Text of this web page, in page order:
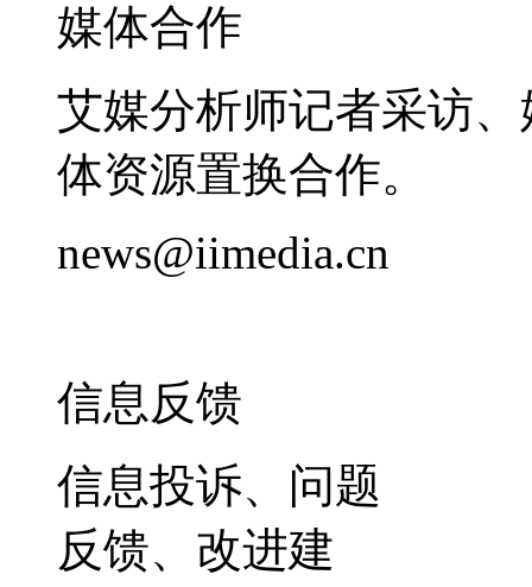
媒体合作
艾媒分析师记者采访
体资源置换合作。
news@iimedia.cn
信息反馈
信息投诉、问题
反馈、改进建